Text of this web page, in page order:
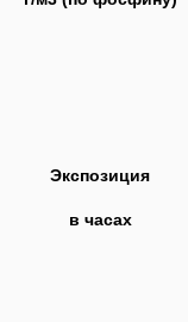
Экспозиция
в часах